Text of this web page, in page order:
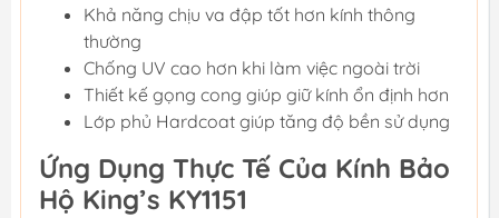
Khả năng chịu va đập tốt hơn kính thông
thường
Chống UV cao hơn khi làm việc ngoài trời
Thiết kế gọng cong giúp giữ kính ổn định hơn
Lớp phủ Hardcoat giúp tăng độ bền sử dụng
Ứng Dụng Thực Tế Của Kính Bảo
Hộ King’s KY1151